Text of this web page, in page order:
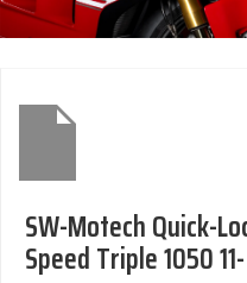
SW-Motech Quick-
Speed Triple 1050 11-